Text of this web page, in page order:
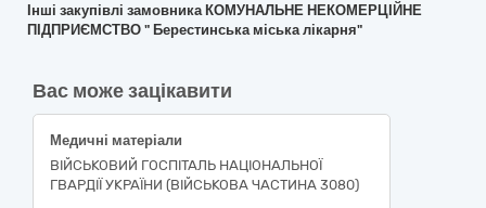
Інші закупівлі замовника КОМУНАЛЬНЕ НЕКОМЕРЦІЙНЕ
ПІДПРИЄМСТВО " Берестинська міська лікарня"
Вас може зацікавити
Медичні матеріали
ВІЙСЬКОВИЙ ГОСПІТАЛЬ НАЦІОНАЛЬНОЇ
ГВАРДІЇ УКРАЇНИ (ВІЙСЬКОВА ЧАСТИНА 3080)